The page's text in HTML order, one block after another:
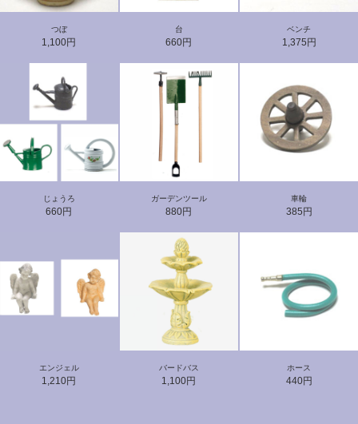
つぼ
1,100円
台
660円
ベンチ
1,375円
じょうろ
660円
ガーデンツール
880円
車輪
385円
エンジェル
1,210円
バードバス
1,100円
ホース
440円